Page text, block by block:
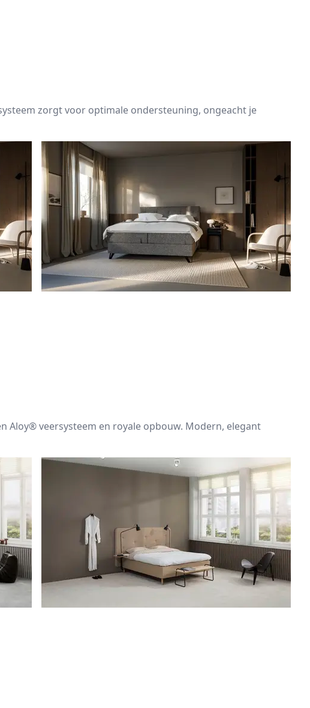
zorgt voor optimale ondersteuning, ongeacht je
Aloy® veersysteem en royale opbouw. Modern, elegant